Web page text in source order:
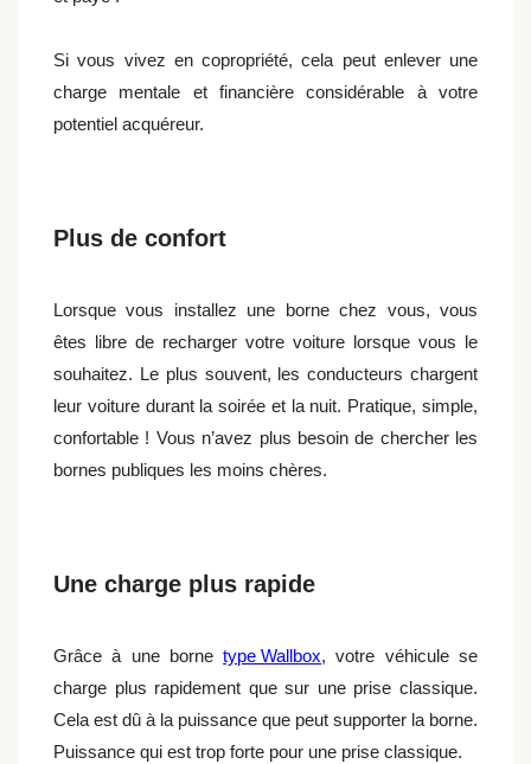
Si vous vivez en copropriété, cela peut enlever une
charge mentale et financière considérable à votre
potentiel acquéreur.
Plus de confort
Lorsque vous installez une borne chez vous, vous
êtes libre de recharger votre voiture lorsque vous le
souhaitez. Le plus souvent, les conducteurs chargent
leur voiture durant la soirée et la nuit. Pratique, simple,
confortable ! Vous n’avez plus besoin de chercher les
bornes publiques les moins chères.
Une charge plus rapide
Grâce à une bornetype Wallbox, votre véhicule se
charge plus rapidement que sur une prise classique.
Cela est dû à la puissance que peut supporter la borne.
Puissance qui est trop forte pour une prise classique.